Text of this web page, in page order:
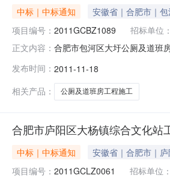
中标｜中标通知
安徽省｜合肥市｜包
项目编号： 2011GCBZ1089 招标单位：
正文内容： 合肥市包河区大圩公厕及道班
日确定了预中标（成交）人。
（￥1028711.67元
发布时间： 2011-11-18
相关产品：
公厕及道班房工程施工
合肥市庐阳区大杨镇综合文化站
中标｜中标通知
安徽省｜合肥市｜庐
项目编号： 2011GCLZ0061 招标单位：